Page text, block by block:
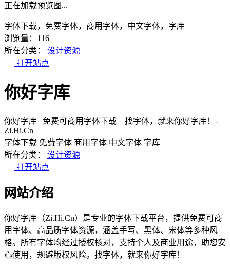
正在加载预览图...
字体下载，免费字体，商用字体，中文字体，字库
浏览量：116
所在分类：
设计资源
打开站点
你好字库
你好字库 | 免费可商用字体下载 – 找字体，就来你好字库！-
Zi.Hi.Cn
字体下载 免费字体 商用字体 中文字体 字库
所在分类：
设计资源
打开站点
网站介绍
你好字库（Zi.Hi.Cn）是专业的字体下载平台，提供免费可商
用字体、高品质字体资源，涵盖手写、黑体、宋体等多种风
格。所有字体均经过授权核对，支持个人及商业用途，助您安
心使用，规避版权风险。找字体，就来你好字库！